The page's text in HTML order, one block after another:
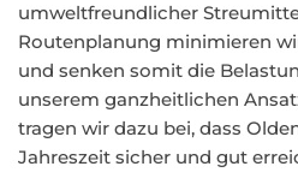
umweltfreundlicher
Routenplanung minimieren
und senken somit die
unserem ganzheitlichen
tragen wir dazu bei, dass
Jahreszeit sicher und gut